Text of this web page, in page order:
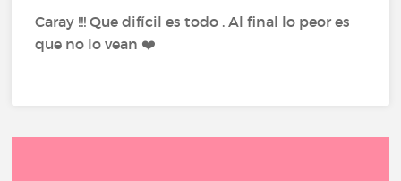
Caray !!! Que difícil es todo . Al final lo peor es
que no lo vean ❤️